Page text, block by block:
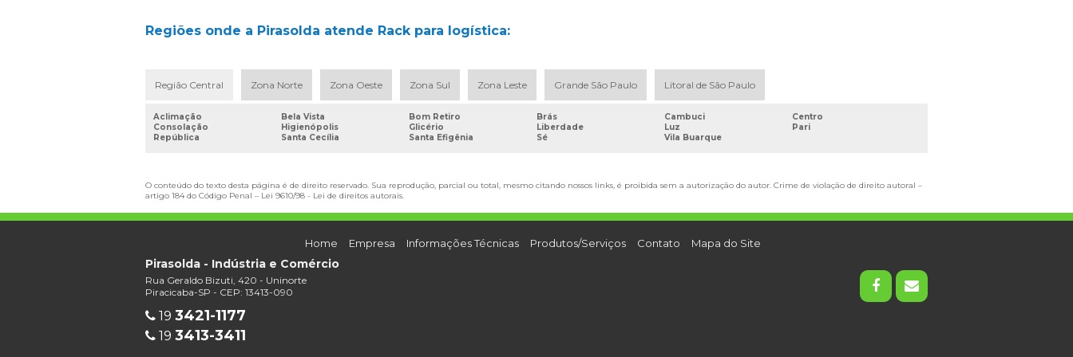
Regiões onde a Pirasolda atende Rack para logística:
Região Central Zona Norte Zona Oeste Zona Sul Zona Leste Grande São Paulo Litoral de São Paulo
Aclimação Bela Vista Bom Retiro Brás Cambuci
Centro
Consolação
Higienópolis Glicério Liberdade Luz
Pari
República
Santa Cecília Santa Efigênia Sé Vila Buarque
O conteúdo do texto desta página é de direito reservado. Sua reprodução, parcial ou total, mesmo citando nossos links, é proibida sem a autorização do autor. Crime de violação de direito autoral –
artigo 184 do Código Penal – Lei 9610/98 - Lei de direitos autorais.
Home Empresa Informações Técnicas Produtos/Serviços Contato Mapa do Site
Pirasolda - Indústria e Comércio
Rua Geraldo Bizuti, 420 - Uninorte
Piracicaba-SP - CEP: 13413-090
19 3421-1177
19 3413-3411